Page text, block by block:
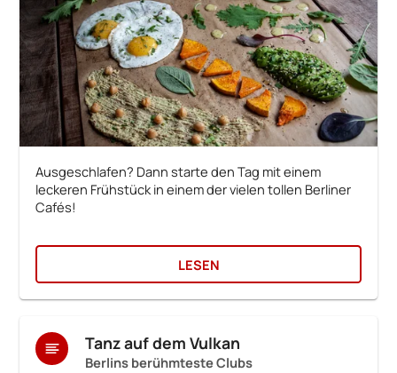
Ausgeschlafen? Dann starte den Tag mit einem
leckeren Frühstück in einem der vielen tollen Berliner
Cafés!
LESEN
Tanz auf dem Vulkan
Berlins berühmteste Clubs